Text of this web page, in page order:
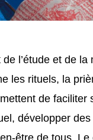
l’étude et de la
les rituels, la
de faciliter
développer